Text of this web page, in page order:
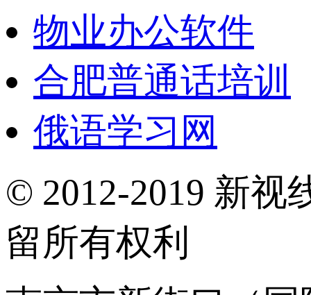
物业办公软件
合肥普通话培训
俄语学习网
© 2012-2019 新视
留所有权利